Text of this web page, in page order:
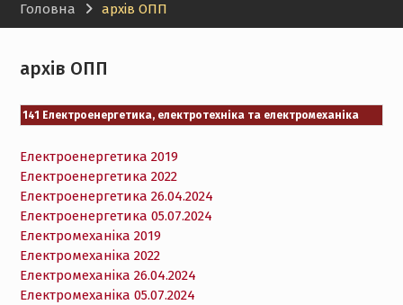
Головна архів ОПП
архів ОПП
141 Електроенергетика, електротехніка та електромеханіка
Електроенергетика 2019
Електроенергетика 2022
Електроенергетика 26.04.2024
Електроенергетика 05.07.2024
Електромеханіка 2019
Електромеханіка 2022
Електромеханіка 26.04.2024
Електромеханіка 05.07.2024